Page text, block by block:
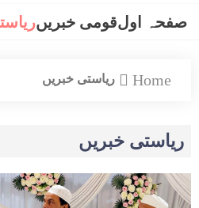
صفحہ اولقومی خبریں
Home ریاستی خبریں
ریاستی خبریں